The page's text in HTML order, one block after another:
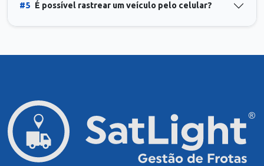
#5 É possível rastrear um veículo pelo celular?